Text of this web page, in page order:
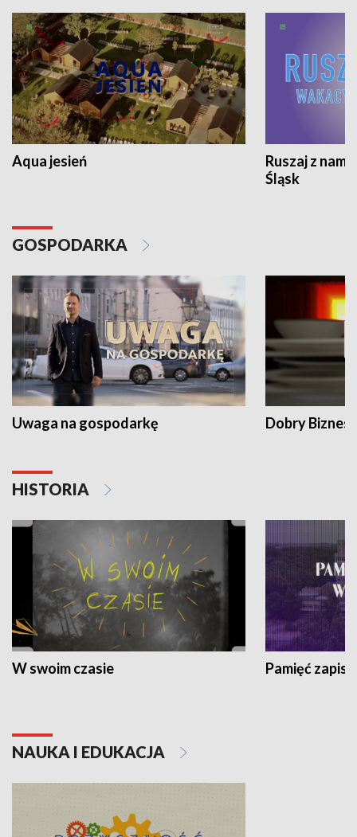
Aqua jesień
Ruszaj z
Śląsk
GOSPODARKA
Uwaga na gospodarkę Dobry Biznes
HISTORIA
W swoim czasie Pamięć
NAUKA I EDUKACJA